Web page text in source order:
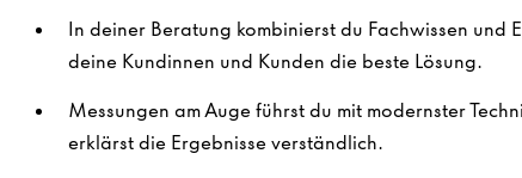
In deiner Beratung kombinierst du Fachwissen und
deine Kundinnen und Kunden die beste Lösung.
Messungen am Auge führst du mit modernster
erklärst die Ergebnisse verständlich.